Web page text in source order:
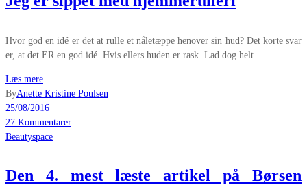
Hvor god en idé er det at rulle et nåletæppe henover sin hud? Det korte svar
er, at det ER en god idé. Hvis ellers huden er rask. Lad dog helt
Læs mere
ByAnette Kristine Poulsen
25/08/2016
27 Kommentarer
Beautyspace
Den 4. mest læste artikel på Børsen